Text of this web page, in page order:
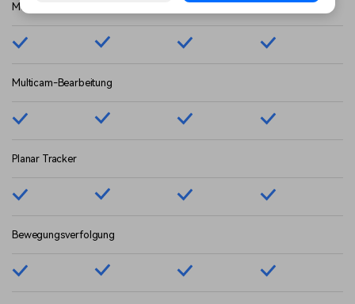
Magnetische Zeitachse
Multicam-Bearbeitung
Planar Tracker
Bewegungsverfolgung